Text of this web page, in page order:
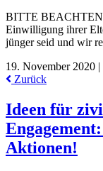
BITTE BEACHTEN:
Einwilligung ihrer
jünger seid und wir
19. November 2020 |
Zurück
Ideen für
Aktionen!